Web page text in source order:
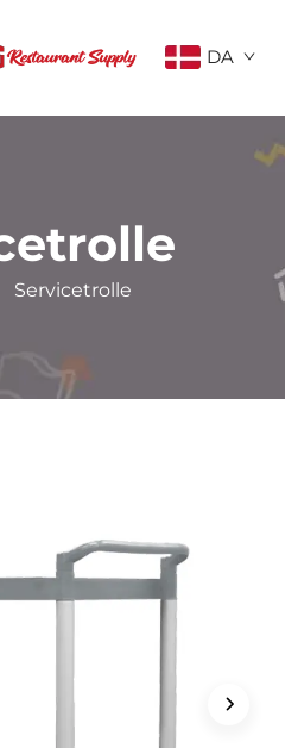
DA
Servicetrolle